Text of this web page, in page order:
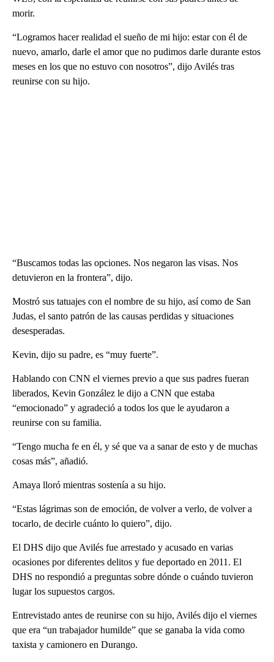
morir.
“Logramos hacer realidad el sueño de mi hijo: estar con él de
nuevo, amarlo, darle el amor que no pudimos darle durante estos
meses en los que no estuvo con nosotros”, dijo Avilés tras
reunirse con su hijo.
“Buscamos todas las opciones. Nos negaron las visas. Nos
detuvieron en la frontera”, dijo.
Mostró sus tatuajes con el nombre de su hijo, así como de San
Judas, el santo patrón de las causas perdidas y situaciones
desesperadas.
Kevin, dijo su padre, es “muy fuerte”.
Hablando con CNN el viernes previo a que sus padres fueran
liberados, Kevin González le dijo a CNN que estaba
“emocionado” y agradeció a todos los que le ayudaron a
reunirse con su familia.
“Tengo mucha fe en él, y sé que va a sanar de esto y de muchas
cosas más”, añadió.
Amaya lloró mientras sostenía a su hijo.
“Estas lágrimas son de emoción, de volver a verlo, de volver a
tocarlo, de decirle cuánto lo quiero”, dijo.
El DHS dijo que Avilés fue arrestado y acusado en varias
ocasiones por diferentes delitos y fue deportado en 2011. El
DHS no respondió a preguntas sobre dónde o cuándo tuvieron
lugar los supuestos cargos.
Entrevistado antes de reunirse con su hijo, Avilés dijo el viernes
que era “un trabajador humilde” que se ganaba la vida como
taxista y camionero en Durango.